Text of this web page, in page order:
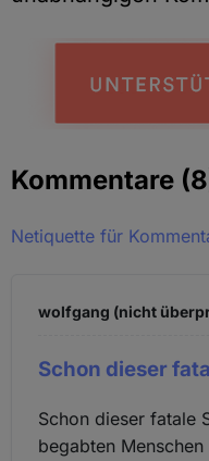
Kommentare
Netiquette für
wolfgang (nicht
Schon dieser
Schon dieser fatale
begabten